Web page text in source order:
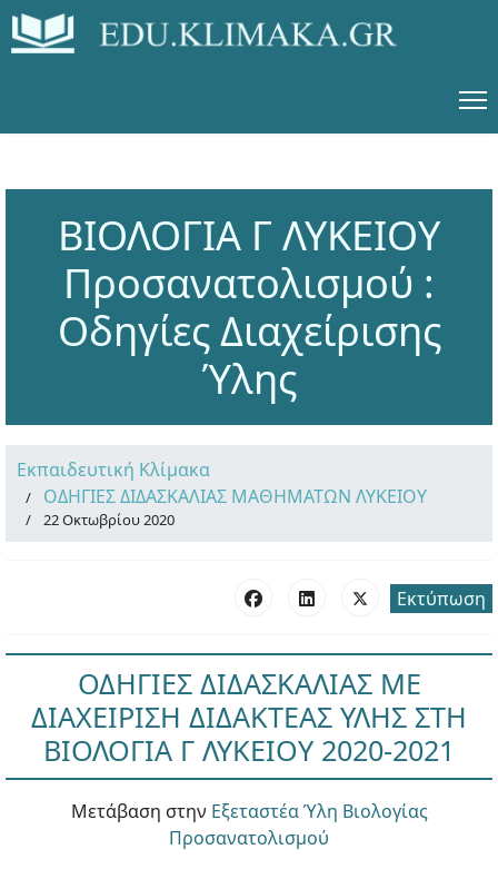
ΒΙΟΛΟΓΙΑ Γ ΛΥΚΕΙΟΥ
Προσανατολισμού :
Οδηγίες Διαχείρισης
Ύλης
Εκπαιδευτική Κλίμακα
ΟΔΗΓΙΕΣ ΔΙΔΑΣΚΑΛΙΑΣ ΜΑΘΗΜΑΤΩΝ ΛΥΚΕΙΟΥ
22 Οκτωβρίου 2020
Εκτύπωση
ΟΔΗΓΙΕΣ ΔΙΔΑΣΚΑΛΙΑΣ ΜΕ
ΔΙΑΧΕΙΡΙΣΗ ΔΙΔΑΚΤΕΑΣ ΥΛΗΣ ΣΤΗ
ΒΙΟΛΟΓΙΑ Γ ΛΥΚΕΙΟΥ 2020-2021
Μετάβαση στην Εξεταστέα Ύλη Βιολογίας
Προσανατολισμού